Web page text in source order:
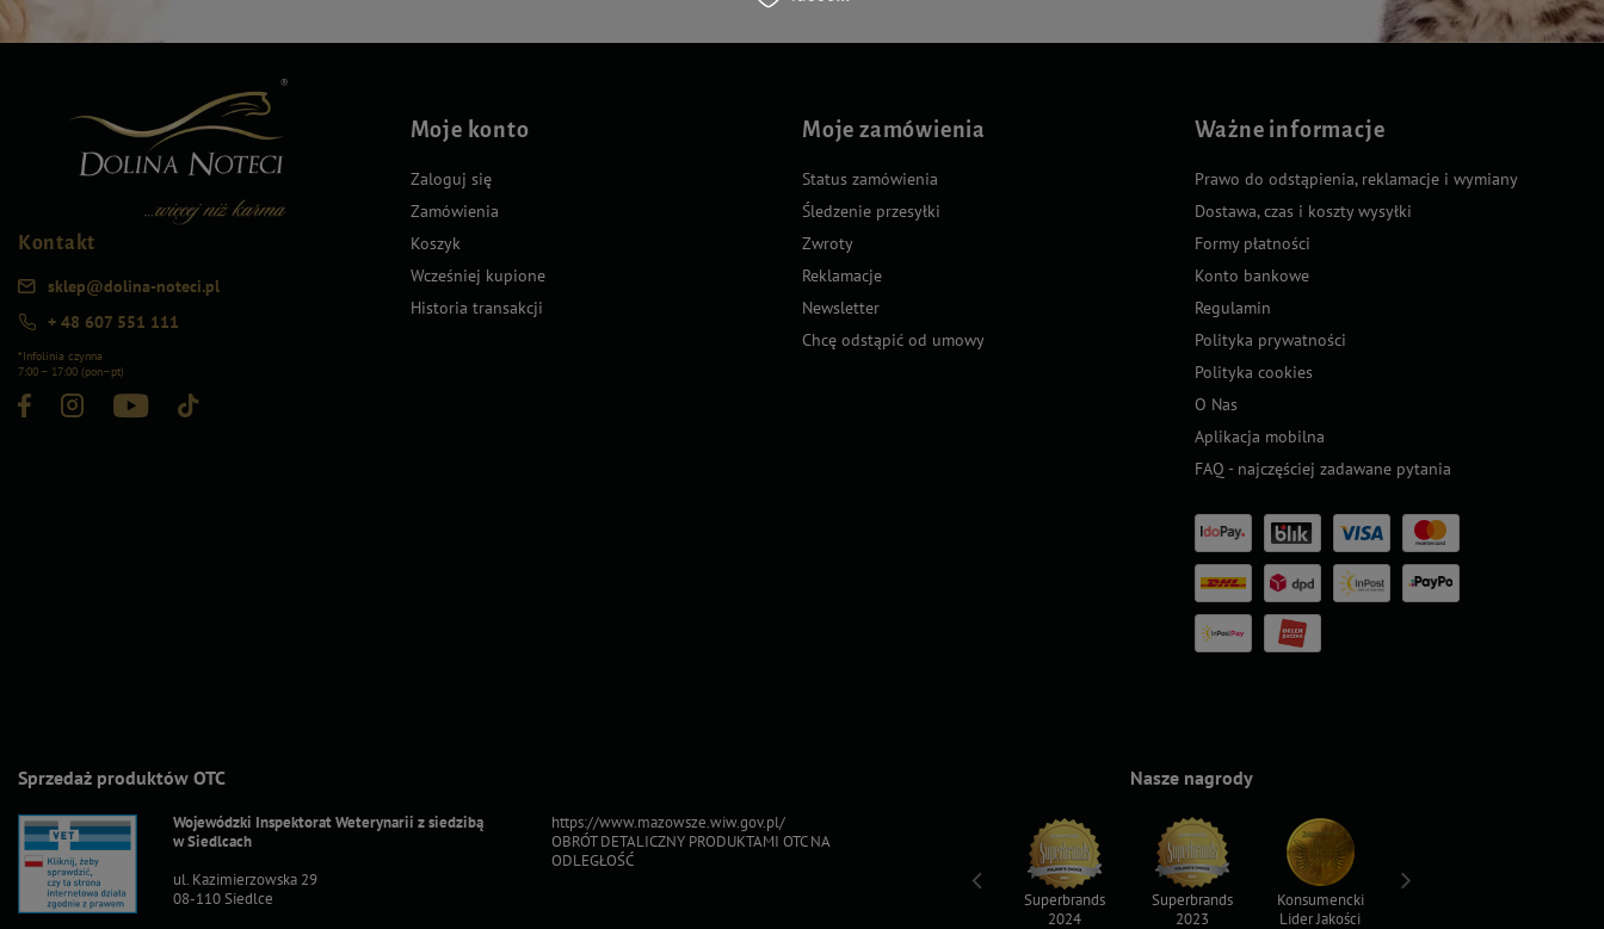
Kontakt
sklep@dolina-noteci.pl
+ 48 607 551 111
*Infolinia czynna
7:00 – 17:00 (pon–pt)
Moje konto
Zaloguj się
Zamówienia
Koszyk
Wcześniej kupione
Historia transakcji
Moje zamówienia
Status zamówienia
Śledzenie przesyłki
Zwroty
Reklamacje
Newsletter
Chcę odstąpić od umowy
Ważne informacje
Prawo do odstąpienia, reklamacje i wymiany
Dostawa, czas i koszty wysyłki
Formy płatności
Konto bankowe
Regulamin
Polityka prywatności
Polityka cookies
O Nas
Aplikacja mobilna
FAQ - najczęściej zadawane pytania
Sprzedaż produktów OTC
Wojewódzki Inspektorat Weterynarii z siedzibą
w Siedlcach
ul. Kazimierzowska 29
08-110 Siedlce
https://www.mazowsze.wiw.gov.pl/
OBRÓT DETALICZNY PRODUKTAMI OTC NA
ODLEGŁOŚĆ
Nasze nagrody
Superbrands
2024
Superbrands
2023
Konsumencki
Lider Jakości